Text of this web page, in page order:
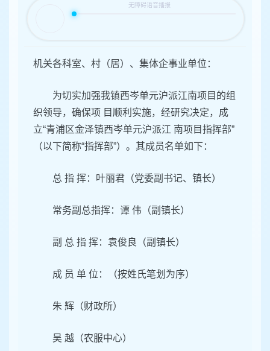
机关各科室、村（居）、集体企事业单位：
为切实加强我镇西岑单元沪派江南项目的组
织领导，确保项 目顺利实施，经研究决定，成
立“青浦区金泽镇西岑单元沪派江 南项目指挥部”
（以下简称“指挥部”）。其成员名单如下：
总 指 挥：叶丽君（党委副书记、镇长）
常务副总指挥：谭 伟（副镇长）
副 总 指 挥：袁俊良（副镇长）
成 员 单 位：（按姓氏笔划为序）
朱 辉（财政所）
吴 越（农服中心）